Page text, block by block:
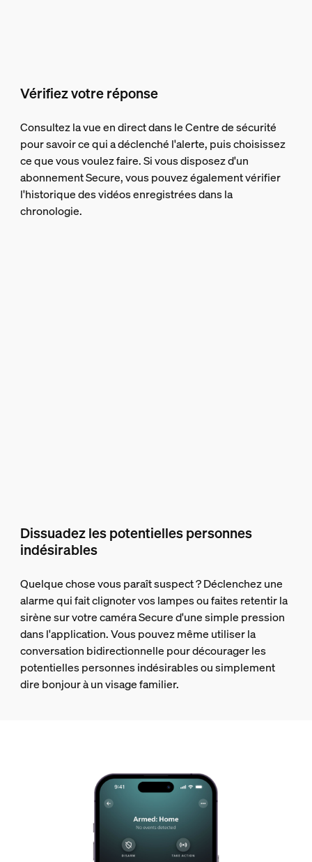
Vérifiez votre réponse
Consultez la vue en direct dans le Centre de sécurité
pour savoir ce qui a déclenché l'alerte, puis choisissez
ce que vous voulez faire. Si vous disposez d'un
abonnement Secure, vous pouvez également vérifier
l'historique des vidéos enregistrées dans la
chronologie.
Dissuadez les potentielles personnes
indésirables
Quelque chose vous paraît suspect ? Déclenchez une
alarme qui fait clignoter vos lampes ou faites retentir la
sirène sur votre caméra Secure d'une simple pression
dans l'application. Vous pouvez même utiliser la
conversation bidirectionnelle pour décourager les
potentielles personnes indésirables ou simplement
dire bonjour à un visage familier.